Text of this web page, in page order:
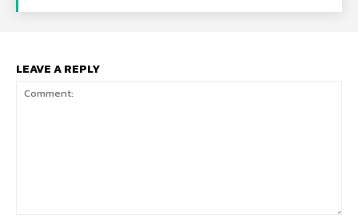
LEAVE A REPLY